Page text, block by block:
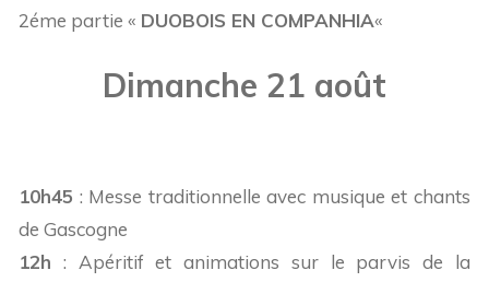
2éme partie « DUOBOIS EN COMPANHIA«
Dimanche 21 août
10h45 : Messe traditionnelle avec musique et chants
de Gascogne
12h : Apéritif et animations sur le parvis de la